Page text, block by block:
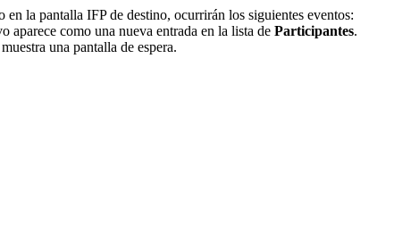
en la pantalla IFP de destino, ocurrirán los siguientes eventos:
aparece como una nueva entrada en la lista de Participantes.
una pantalla de espera.